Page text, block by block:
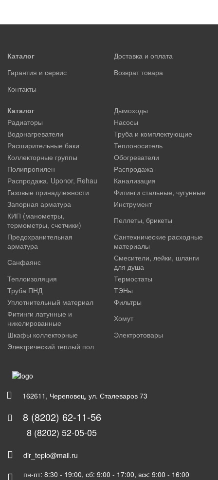
Каталог
Доставка и оплата
Гарантия и сервис
Возврат товара
Контакты
Каталог
Дымоходы
Радиаторы
Насосы
Водонагреватели
Труба и комплектующие
Расширительные баки
Теплоноситель
Коллекторные группы
Обогреватели
Полипропилен
Распродажа
Распродажа. Uponor, Rehau
Канализация
Газовые принадлежности
Фитинги стальные, чугунные
Запорная арматура
Инструмент
КИП (манометры,
термометры, счетчики)
Пеллеты, брикеты
Предохранительная
арматура
Сантехнические расходные
материалы
Санфаянс
Смесители, лейки, шланги
для душа
Теплоизоляция
Термостаты
Труба ПНД
ТЭНы
Уплотнительный материал
Фильтры
Фитинги латунные и
никелированные
Хомут
Шкафы коллекторные
Электротовары
Электрический теплый пол
162611, Череповец, ул. Сталеваров 73
8 (8202) 62-11-56
8 (8202) 52-05-05
dir_teplo@mail.ru
пн-пт: 8:30 - 19:00, сб: 9:00 - 17:00, вск: 9:00 - 16:00